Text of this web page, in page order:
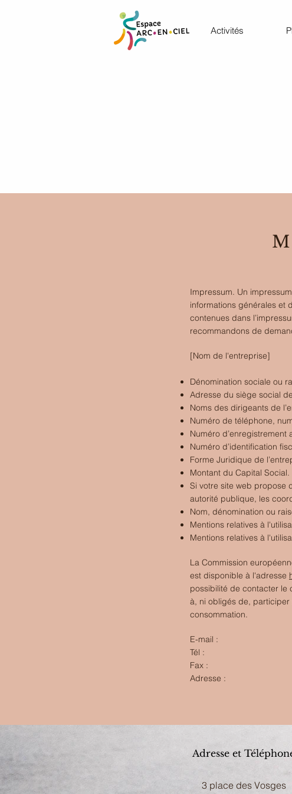
Activités
Impressum. Un
informations générales et
contenues dans
recommandons de
[Nom de l'entreprise]
Dénomination sociale ou
Adresse du siège social
Noms des dirigeants de
Numéro de téléphone,
Numéro
Numéro d’identification
Forme Juridique de
Montant du Capital Social.
Si votre site web propose
autorité publique, les
Nom, dénomination ou
Mentions relatives à
Mentions relatives à
La Commission
est disponible à l'adresse
possibilité de contacter le
à, ni obligés de,
consommation.
E-mail :
Tél :
Fax :
Adresse :
Adresse et
3 place des Vosges